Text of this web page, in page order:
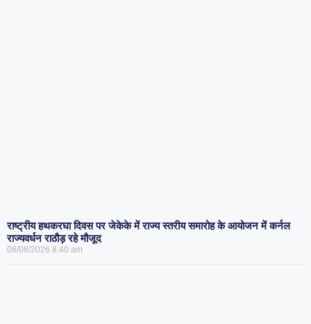
राष्ट्रीय हथकरघा दिवस पर जेकेके में राज्य स्तरीय समारोह के आयोजन में कर्नल
राज्यवर्धन राठौड़ रहे मौजूद
08/08/2026 8:40 am